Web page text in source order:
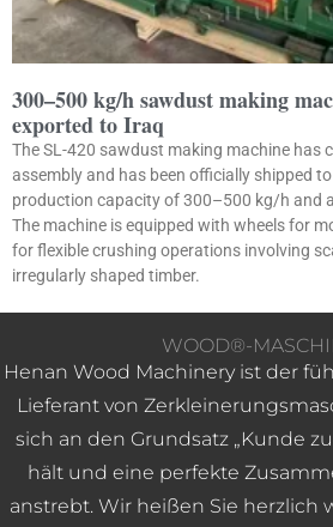
300–500 kg/h sawdust making
exported to Iraq
The SL-420 sawdust making machine has
assembly and has been officially shipped
production capacity of 300–500 kg/h and
The machine is equipped with wheels for
for flexible crushing operations involving
irregularly shaped timber.
WOOD®-
Henan Wood Machinery ist der
Lieferant von
sich an den Grundsatz „Kunde
hält und eine perfekte
anstrebt. Wir heißen Sie herzlich